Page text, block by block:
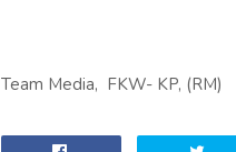
Team Media, FKW- KP, (RM)